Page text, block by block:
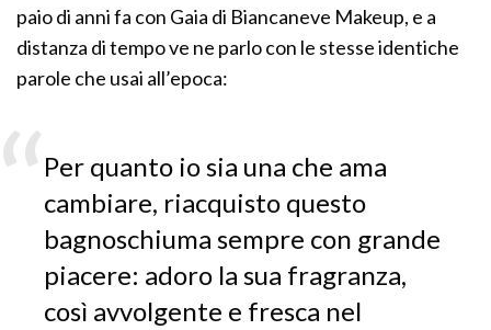
paio di anni fa con Gaia di Biancaneve Makeup, e a
distanza di tempo ve ne parlo con le stesse identiche
parole che usai all’epoca:
Per quanto io sia una che ama
cambiare, riacquisto questo
bagnoschiuma sempre con grande
piacere: adoro la sua fragranza,
così avvolgente e fresca nel